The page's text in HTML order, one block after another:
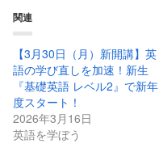
関連
【3月30日（月）新開講】英
語の学び直しを加速！新生
『基礎英語 レベル2』で新年
度スタート！
2026年3月16日
英語を学ぼう